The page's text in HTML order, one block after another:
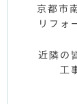
京都市
リフォ
近隣の
工